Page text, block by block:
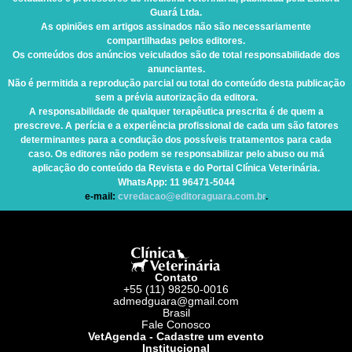
Guará Ltda.
As opiniões em artigos assinados não são necessariamente
compartilhadas pelos editores.
Os conteúdos dos anúncios veiculados são de total responsabilidade dos
anunciantes.
Não é permitida a reprodução parcial ou total do conteúdo desta publicação
sem a prévia autorização da editora.
A responsabilidade de qualquer terapêutica prescrita é de quem a
prescreve. A perícia e a experiência profissional de cada um são fatores
determinantes para a condução dos possíveis tratamentos para cada
caso. Os editores não podem se responsabilizar pelo abuso ou má
aplicação do conteúdo da Revista e do Portal Clínica Veterinária.
WhatsApp: 11 96471-5044
e-mail: cvredacao@editoraguara.com.br.
Contato
+55 (11) 98250-0016
admedguara@gmail.com
Brasil
Fale Conosco
VetAgenda - Cadastre um evento
Institucional